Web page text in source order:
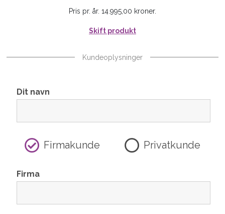
Pris pr. år. 14.995,00 kroner.
Skift produkt
Kundeoplysninger
Dit navn
Firmakunde Privatkunde
Firma